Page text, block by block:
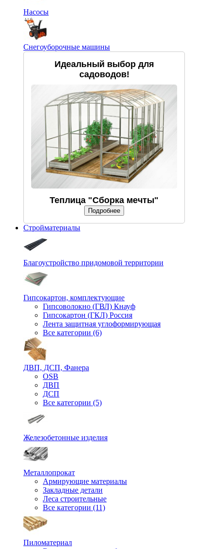
Насосы
Снегоуборочные машины
Идеальный выбор для
садоводов!
Теплица "Сборка мечты"
Подробнее
Стройматериалы
Благоустройство придомовой территории
Гипсокартон, комплектующие
Гипсоволокно (ГВЛ) Кнауф
Гипсокартон (ГКЛ) Россия
Лента защитная углоформирующая
Все категории (6)
ДВП, ДСП, Фанера
OSB
ДВП
ДСП
Все категории (5)
Железобетонные изделия
Металлопрокат
Армирующие материалы
Закладные детали
Леса строительные
Все категории (11)
Пиломатериал